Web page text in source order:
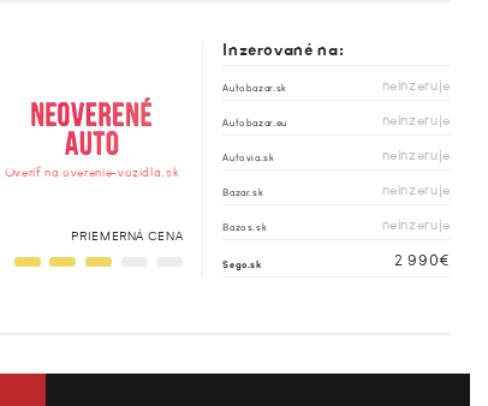
Overiť na overenie-vozidla.sk
PRIEMERNÁ CENA
Inzerované na:
Autobazar.sk neinzeruje
Autobazar.eu neinzeruje
Autovia.sk neinzeruje
Bazar.sk neinzeruje
Bazos.sk neinzeruje
Sego.sk 2 990€